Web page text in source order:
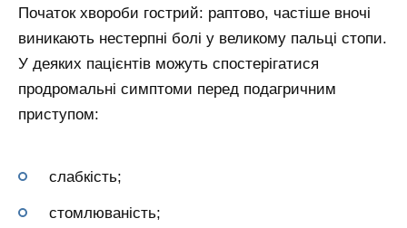
Початок хвороби гострий: раптово, частіше вночі
виникають нестерпні болі у великому пальці стопи.
У деяких пацієнтів можуть спостерігатися
продромальні симптоми перед подагричним
приступом:
слабкість;
стомлюваність;